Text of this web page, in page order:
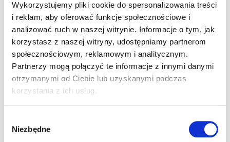
Wykorzystujemy pliki cookie do spersonalizowania treści
i reklam, aby oferować funkcje społecznościowe i
analizować ruch w naszej witrynie. Informacje o tym, jak
korzystasz z naszej witryny, udostępniamy partnerom
społecznościowym, reklamowym i analitycznym.
Partnerzy mogą połączyć te informacje z innymi danymi
otrzymanymi od Ciebie lub uzyskanymi podczas
korzystania z ich usług.
zgody
Niezbędne
2009
Kartingowy Vice-Mistrz Polski do lat 13
Vice-Mistrz Polski
4 miejsce-Mistrzostwa Europy Środkowej FIA
Łukasz Bartoszuk – instruktor